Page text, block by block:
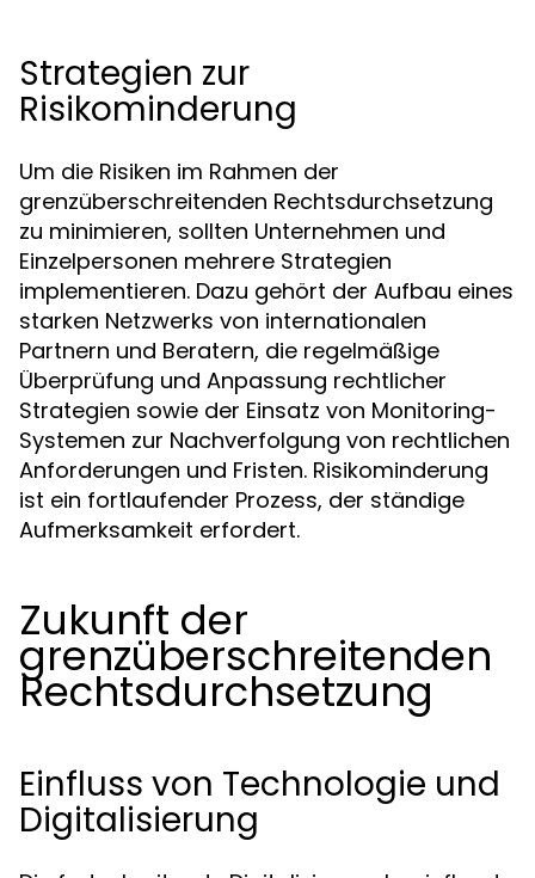
Strategien zur
Risikominderung
Um die Risiken im Rahmen der
grenzüberschreitenden Rechtsdurchsetzung
zu minimieren, sollten Unternehmen und
Einzelpersonen mehrere Strategien
implementieren. Dazu gehört der Aufbau eines
starken Netzwerks von internationalen
Partnern und Beratern, die regelmäßige
Überprüfung und Anpassung rechtlicher
Strategien sowie der Einsatz von Monitoring-
Systemen zur Nachverfolgung von rechtlichen
Anforderungen und Fristen. Risikominderung
ist ein fortlaufender Prozess, der ständige
Aufmerksamkeit erfordert.
Zukunft der
grenzüberschreitenden
Rechtsdurchsetzung
Einfluss von Technologie und
Digitalisierung